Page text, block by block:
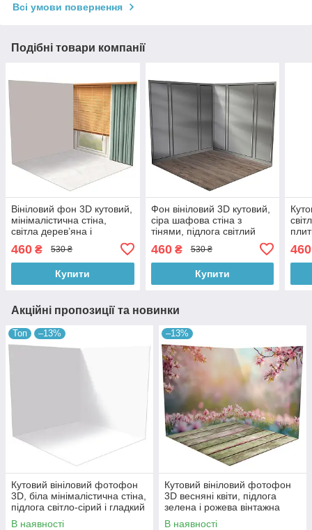
Всі умови повернення
Подібні товари компанії
Вініловий фон 3D кутовий,
мінімалістична стіна,
світла дерев’яна і
мармурова підлога, 50×50
см, №58455
460 ₴ 530 ₴
Купити
Фон вініловий 3D кутовий,
сіра шафова стіна з
тінями, підлога світлий
дерево, 50×50 см,
№58200
460₴ 530 ₴
Купити
см,
460
Акційні пропозиції та новинки
Топ –13%
Кутовий вініловий фотофон
3D, біла мінімалістична стіна,
підлога світло-сірий і гладкий
бетон, 50×50 см, №58301
В наявності
–13%
Кутовий вініловий фотофон
3D весняні квіти, підлога
зелена і рожева вінтажна
дошка, 50×50 см, №58615
В наявності